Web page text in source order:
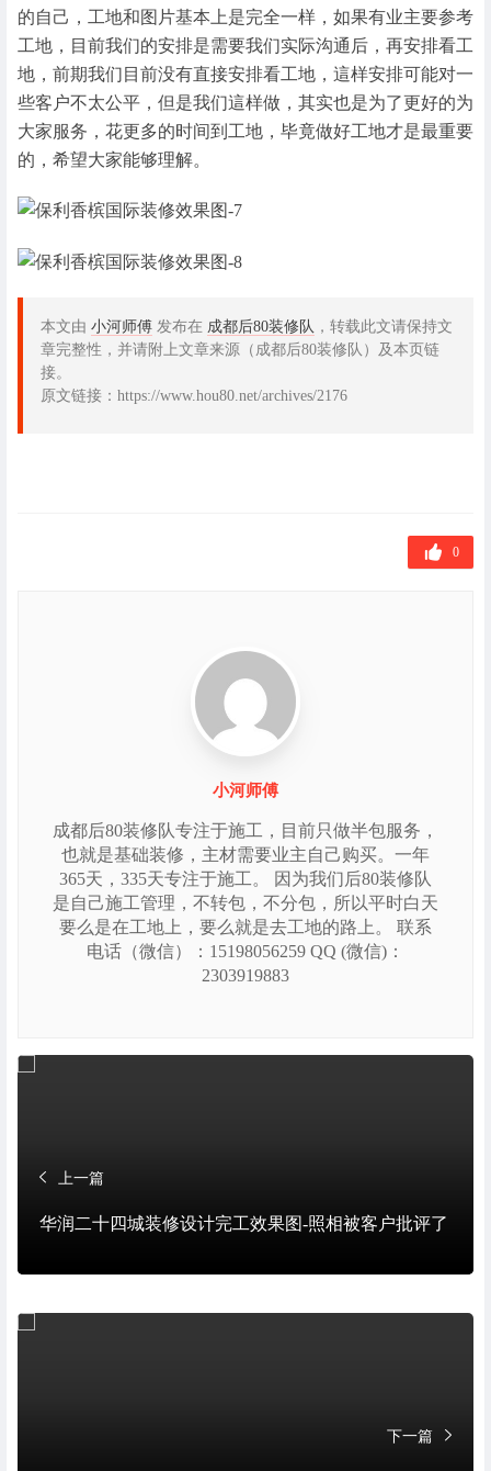
的自己，工地和图片基本上是完全一样，如果有业主要参考
工地，目前我们的安排是需要我们实际沟通后，再安排看工
地，前期我们目前没有直接安排看工地，這样安排可能对一
些客户不太公平，但是我们這样做，其实也是为了更好的为
大家服务，花更多的时间到工地，毕竟做好工地才是最重要
的，希望大家能够理解。
本文由 小河师傅 发布在 成都后80装修队 ，转载此文请保持文
章完整性，并请附上文章来源（成都后80装修队）及本页链
接。
原文链接：https://www.hou80.net/archives/2176
0
小河师傅
成都后80装修队专注于施工，目前只做半包服务，
也就是基础装修，主材需要业主自己购买。一年
365天，335天专注于施工。 因为我们后80装修队
是自己施工管理，不转包，不分包，所以平时白天
要么是在工地上，要么就是去工地的路上。 联系
电话（微信）：15198056259 QQ (微信)：
2303919883
上一篇
华润二十四城装修设计完工效果图-照相被客户批评了
下一篇